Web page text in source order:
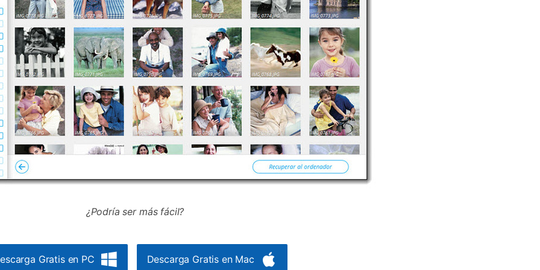
¿Podría ser más fácil?
Gratis en PC Descarga Gratis en Mac